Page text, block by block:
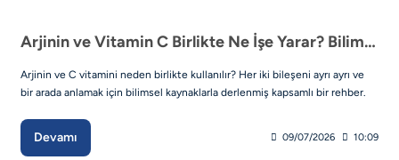
Arjinin ve Vitamin C Birlikte Ne İşe Yarar? Bilimsel Analiz
Arjinin ve C vitamini neden birlikte kullanılır? Her iki bileşeni ayrı ayrı ve
bir arada anlamak için bilimsel kaynaklarla derlenmiş kapsamlı bir rehber.
Devamı 09/07/2026 10:09